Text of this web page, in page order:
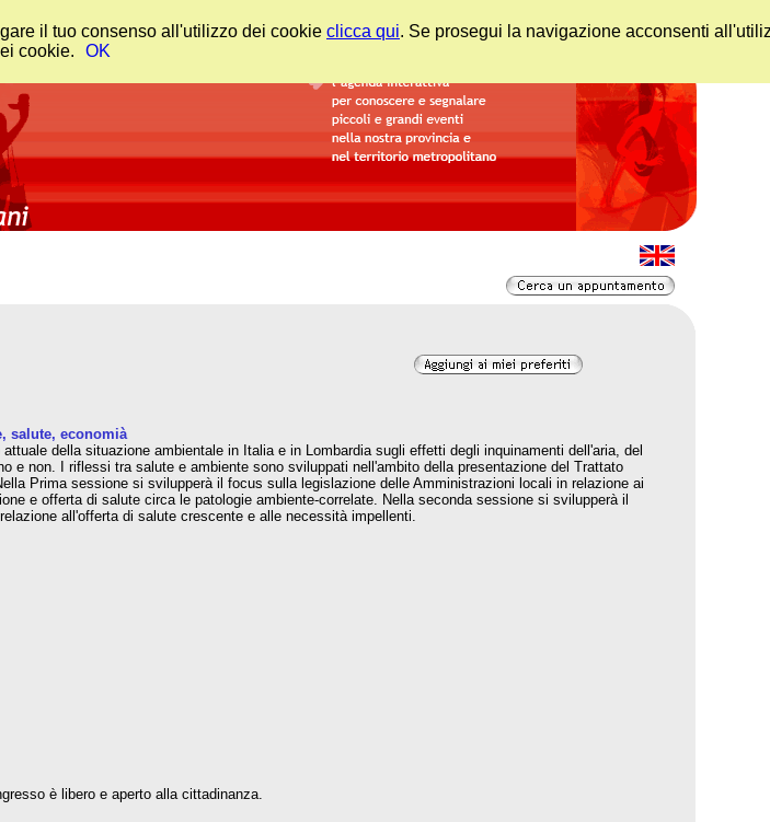
il tuo consenso all'utilizzo dei cookie clicca qui. Se prosegui la navigazione acconsenti
cookie.
OK
salute, economià
attuale della situazione ambientale in Italia e in Lombardia sugli effetti degli inquinamenti dell'aria, del
e non. I riflessi tra salute e ambiente sono sviluppati nell'ambito della presentazione del Trattato
Prima sessione si svilupperà il focus sulla legislazione delle Amministrazioni locali in relazione ai
e offerta di salute circa le patologie ambiente-correlate. Nella seconda sessione si svilupperà il
all'offerta di salute crescente e alle necessità impellenti.
è libero e aperto alla cittadinanza.